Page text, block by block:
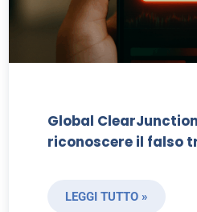
Global
riconoscere il falso
LEGGI TUTTO »